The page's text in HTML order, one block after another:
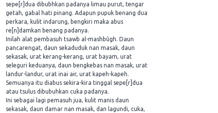
sepe[r]dua dibubhkan padanya limau purut, tengar
getah, gabal hati pinang. Adapun pupuk benang dua
perkara, kulit indarung, bengkiri maka abus
re[n]damkan benang padanya.
Inilah alat pembasuh tsawb al-mashbûgh. Daun
pancarengat, daun sekaduduk nan masak, daun
sekasak, urat kerang-kerang, urat bayam, urat
seleguri keduanya, daun bengkebas nan masak, urat
landur-landur, urat inai air, urat kapeh-kapeh.
Semuanya itu diabus sekira-kira tinggal sepe[r]dua
atau tsulus dibubuhkan cuka padanya.
Ini sebagai lagi pemasuh jua, kulit manis daun
sekasak, daun damar nan masak, dan lagundi, cuka,